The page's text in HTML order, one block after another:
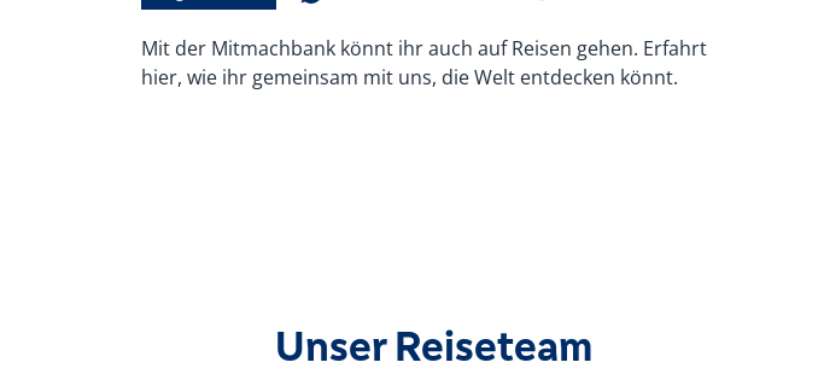
Mit der Mitmachbank könnt ihr auch auf Reisen gehen. Erfahrt
hier, wie ihr gemeinsam mit uns, die Welt entdecken könnt.
Unser Reiseteam